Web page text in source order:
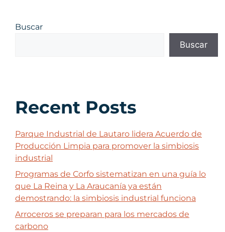
Buscar
Buscar
Recent Posts
Parque Industrial de Lautaro lidera Acuerdo de
Producción Limpia para promover la simbiosis
industrial
Programas de Corfo sistematizan en una guía lo
que La Reina y La Araucanía ya están
demostrando: la simbiosis industrial funciona
Arroceros se preparan para los mercados de
carbono